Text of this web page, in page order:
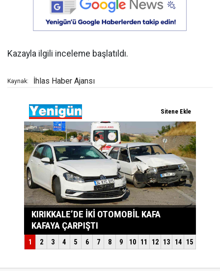
Kazayla ilgili inceleme başlatıldı.
Kaynak: İhlas Haber Ajansı